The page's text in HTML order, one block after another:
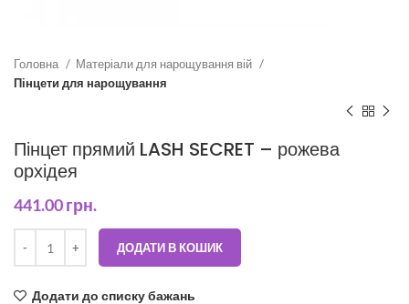
Головна
Матеріали для нарощування вій
Пінцети для нарощування
Пінцет прямий LASH SECRET – рожева
орхідея
441.00грн.
ДОДАТИ В КОШИК
Додати до списку бажань